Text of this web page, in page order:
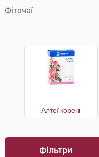
Фіточаї
Алтеї корені
Фільтри